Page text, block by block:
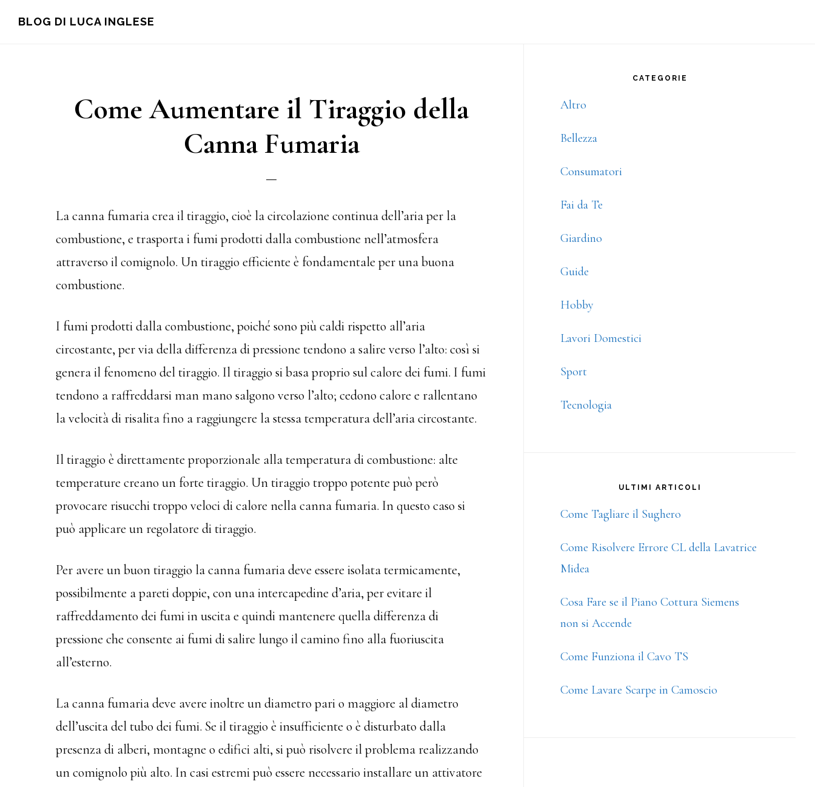
BLOG DI LUCA INGLESE
Come Aumentare il Tiraggio della
Canna Fumaria
La canna fumaria crea il tiraggio, cioè la circolazione continua dell’aria per la
combustione, e trasporta i fumi prodotti dalla combustione nell’atmosfera
attraverso il comignolo. Un tiraggio efficiente è fondamentale per una buona
combustione.
I fumi prodotti dalla combustione, poiché sono più caldi rispetto all’aria
circostante, per via della differenza di pressione tendono a salire verso l’alto: così si
genera il fenomeno del tiraggio. Il tiraggio si basa proprio sul calore dei fumi. I fumi
tendono a raffreddarsi man mano salgono verso l’alto; cedono calore e rallentano
la velocità di risalita fino a raggiungere la stessa temperatura dell’aria circostante.
Il tiraggio è direttamente proporzionale alla temperatura di combustione: alte
temperature creano un forte tiraggio. Un tiraggio troppo potente può però
provocare risucchi troppo veloci di calore nella canna fumaria. In questo caso si
può applicare un regolatore di tiraggio.
Per avere un buon tiraggio la canna fumaria deve essere isolata termicamente,
possibilmente a pareti doppie, con una intercapedine d’aria, per evitare il
raffreddamento dei fumi in uscita e quindi mantenere quella differenza di
pressione che consente ai fumi di salire lungo il camino fino alla fuoriuscita
all’esterno.
La canna fumaria deve avere inoltre un diametro pari o maggiore al diametro
dell’uscita del tubo dei fumi. Se il tiraggio è insufficiente o è disturbato dalla
presenza di alberi, montagne o edifici alti, si può risolvere il problema realizzando
un comignolo più alto. In casi estremi può essere necessario installare un attivatore
CATEGORIE
Altro
Bellezza
Consumatori
Fai da Te
Giardino
Guide
Hobby
Lavori Domestici
Sport
Tecnologia
ULTIMI ARTICOLI
Come Tagliare il Sughero
Come Risolvere Errore CL della Lavatrice
Midea
Cosa Fare se il Piano Cottura Siemens
non si Accende
Come Funziona il Cavo TS
Come Lavare Scarpe in Camoscio